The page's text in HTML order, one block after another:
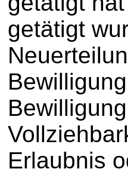
getätigt
Erlaubnis